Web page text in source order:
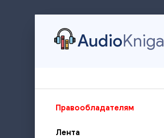
AudioKniga
Правообладателям
Лента